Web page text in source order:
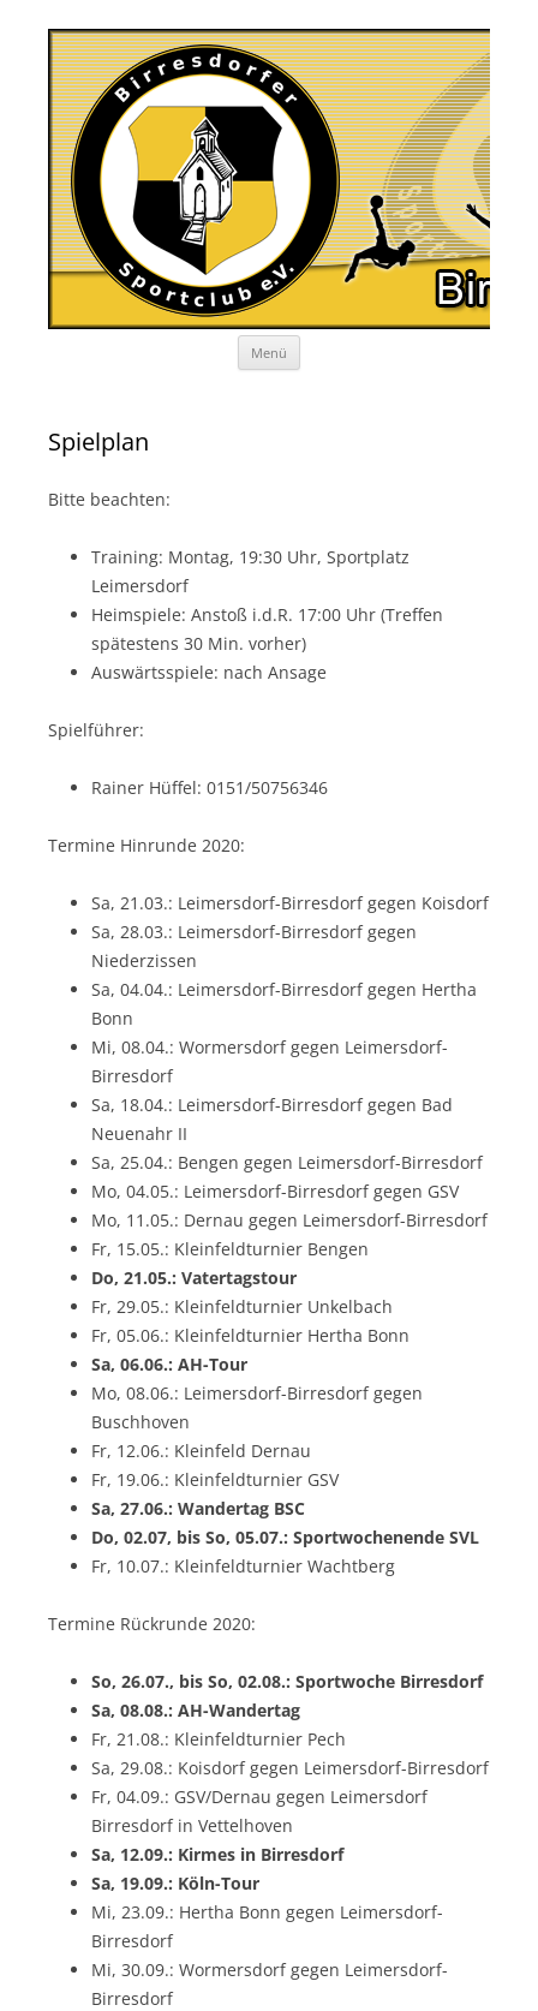
Menü
Spielplan
Bitte beachten:
Training: Montag, 19:30 Uhr, Sportplatz
Leimersdorf
Heimspiele: Anstoß i.d.R. 17:00 Uhr (Treffen
spätestens 30 Min. vorher)
Auswärtsspiele: nach Ansage
Spielführer:
Rainer Hüffel: 0151/50756346
Termine Hinrunde 2020:
Sa, 21.03.: Leimersdorf-Birresdorf gegen Koisdorf
Sa, 28.03.: Leimersdorf-Birresdorf gegen
Niederzissen
Sa, 04.04.: Leimersdorf-Birresdorf gegen Hertha
Bonn
Mi, 08.04.: Wormersdorf gegen Leimersdorf-
Birresdorf
Sa, 18.04.: Leimersdorf-Birresdorf gegen Bad
Neuenahr II
Sa, 25.04.: Bengen gegen Leimersdorf-Birresdorf
Mo, 04.05.: Leimersdorf-Birresdorf gegen GSV
Mo, 11.05.: Dernau gegen Leimersdorf-Birresdorf
Fr, 15.05.: Kleinfeldturnier Bengen
Do, 21.05.: Vatertagstour
Fr, 29.05.: Kleinfeldturnier Unkelbach
Fr, 05.06.: Kleinfeldturnier Hertha Bonn
Sa, 06.06.: AH-Tour
Mo, 08.06.: Leimersdorf-Birresdorf gegen
Buschhoven
Fr, 12.06.: Kleinfeld Dernau
Fr, 19.06.: Kleinfeldturnier GSV
Sa, 27.06.: Wandertag BSC
Do, 02.07, bis So, 05.07.: Sportwochenende SVL
Fr, 10.07.: Kleinfeldturnier Wachtberg
Termine Rückrunde 2020:
So, 26.07., bis So, 02.08.: Sportwoche Birresdorf
Sa, 08.08.: AH-Wandertag
Fr, 21.08.: Kleinfeldturnier Pech
Sa, 29.08.: Koisdorf gegen Leimersdorf-Birresdorf
Fr, 04.09.: GSV/Dernau gegen Leimersdorf
Birresdorf in Vettelhoven
Sa, 12.09.: Kirmes in Birresdorf
Sa, 19.09.: Köln-Tour
Mi, 23.09.: Hertha Bonn gegen Leimersdorf-
Birresdorf
Mi, 30.09.: Wormersdorf gegen Leimersdorf-
Birresdorf